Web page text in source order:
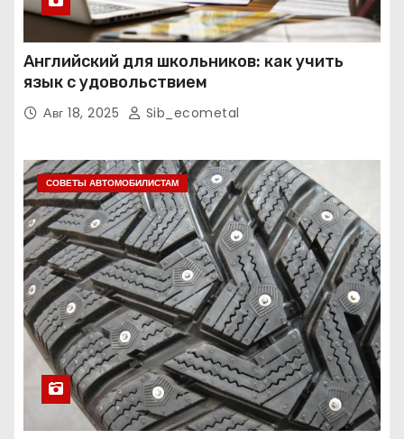
Английский для школьников: как учить
язык с удовольствием
Авг 18, 2025 Sib_ecometal
СОВЕТЫ АВТОМОБИЛИСТАМ